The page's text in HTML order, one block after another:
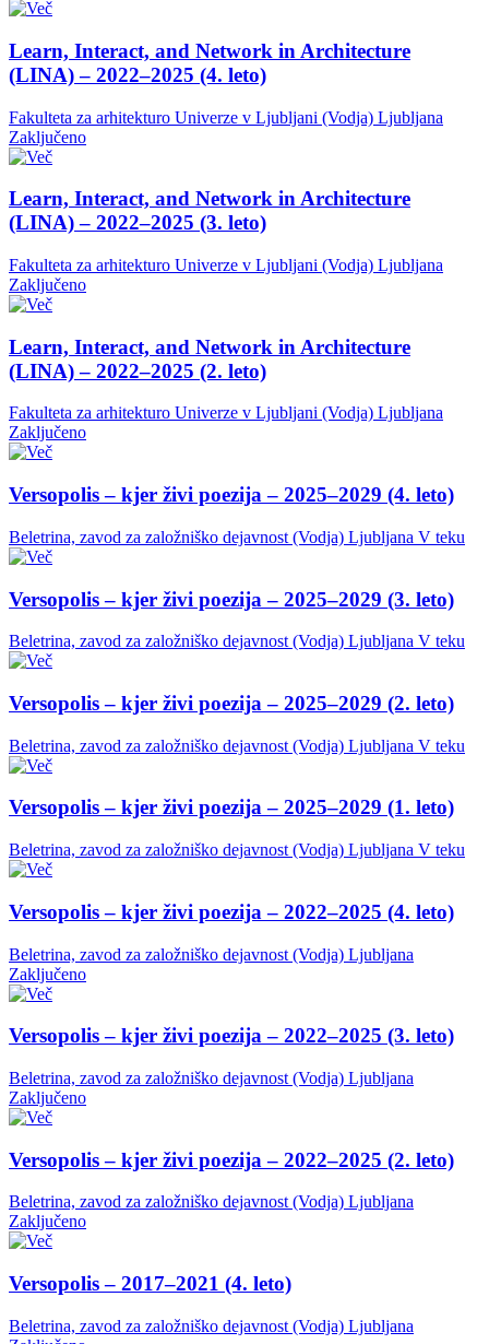
Learn, Interact, and Network in Architecture
(LINA) – 2022–2025 (4. leto)
Fakulteta za arhitekturo Univerze v Ljubljani (Vodja) Ljubljana
Zaključeno
Learn, Interact, and Network in Architecture
(LINA) – 2022–2025 (3. leto)
Fakulteta za arhitekturo Univerze v Ljubljani (Vodja) Ljubljana
Zaključeno
Learn, Interact, and Network in Architecture
(LINA) – 2022–2025 (2. leto)
Fakulteta za arhitekturo Univerze v Ljubljani (Vodja) Ljubljana
Zaključeno
Versopolis – kjer živi poezija – 2025–2029 (4. leto)
Beletrina, zavod za založniško dejavnost (Vodja) Ljubljana V teku
Versopolis – kjer živi poezija – 2025–2029 (3. leto)
Beletrina, zavod za založniško dejavnost (Vodja) Ljubljana V teku
Versopolis – kjer živi poezija – 2025–2029 (2. leto)
Beletrina, zavod za založniško dejavnost (Vodja) Ljubljana V teku
Versopolis – kjer živi poezija – 2025–2029 (1. leto)
Beletrina, zavod za založniško dejavnost (Vodja) Ljubljana V teku
Versopolis – kjer živi poezija – 2022–2025 (4. leto)
Beletrina, zavod za založniško dejavnost (Vodja) Ljubljana
Zaključeno
Versopolis – kjer živi poezija – 2022–2025 (3. leto)
Beletrina, zavod za založniško dejavnost (Vodja) Ljubljana
Zaključeno
Versopolis – kjer živi poezija – 2022–2025 (2. leto)
Beletrina, zavod za založniško dejavnost (Vodja) Ljubljana
Zaključeno
Versopolis – 2017–2021 (4. leto)
Beletrina, zavod za založniško dejavnost (Vodja) Ljubljana